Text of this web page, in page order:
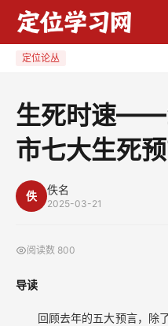
——
2025
定位论丛
生死时速
市七大生死
佚 佚名
2025-03-21
阅读数 800
导读
回顾去年的五大预言，除